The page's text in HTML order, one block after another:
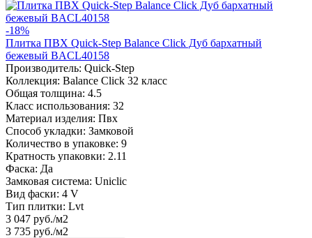
-18%
Плитка ПВХ Quick-Step Balance Click Дуб бархатный
бежевый BACL40158
Производитель: Quick-Step
Коллекция: Balance Click 32 класс
Общая толщина: 4.5
Класс использования: 32
Материал изделия: Пвх
Способ укладки: Замковой
Количество в упаковке: 9
Кратность упаковки: 2.11
Фаска: Да
Замковая система: Uniclic
Вид фаски: 4 V
Тип плитки: Lvt
3 047 руб./м2
3 735 руб./м2